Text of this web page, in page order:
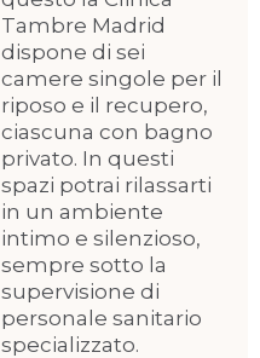
Tambre Madrid
dispone di sei
camere singole per il
riposo e il recupero,
ciascuna con bagno
privato. In questi
spazi potrai rilassarti
in un ambiente
intimo e silenzioso,
sempre sotto la
supervisione di
personale sanitario
specializzato.